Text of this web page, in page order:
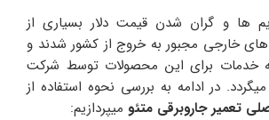
ها و گران شدن قیمت دلار بسیاری از
خارجی مجبور به خروج از کشور شدند و
خدمات برای این محصولات توسط شرکت
در ادامه به بررسی نحوه استفاده از
تعمیر جاروبرقی متئو میپردازیم: